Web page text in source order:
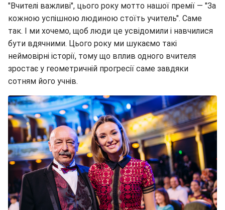
"Вчителі важливі", цього року мотто нашої премії — "За
кожною успішною людиною стоїть учитель". Саме
так. І ми хочемо, щоб люди це усвідомили і навчилися
бути вдячними. Цього року ми шукаємо такі
неймовірні історії, тому що вплив одного вчителя
зростає у геометричній прогресії саме завдяки
сотням його учнів.